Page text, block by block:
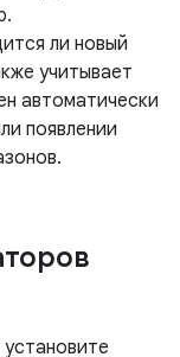
ли новый
учитывает
автоматически
появлении